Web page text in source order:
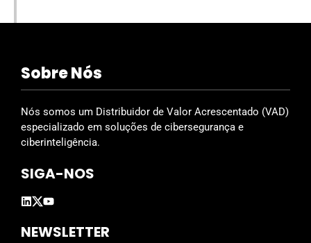
Sobre Nós
Nós somos um Distribuidor de Valor Acrescentado (VAD)
especializado em soluções de cibersegurança e
ciberinteligência.
SIGA-NOS
NEWSLETTER